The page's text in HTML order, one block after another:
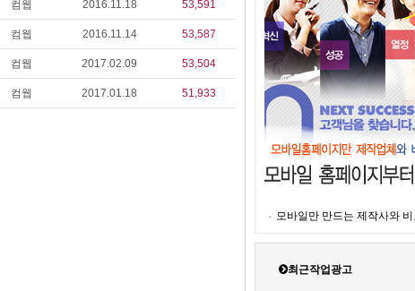
컴웹 2016.11.18 53,591
컴웹 2016.11.14 53,587
컴웹 2017.02.09 53,504
컴웹 2017.01.18 51,933
모바일만 만드는 제작사와
최근작업광고